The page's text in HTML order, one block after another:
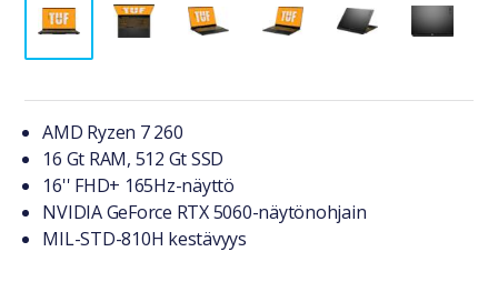
Tuotteesta lyhyesti
AMD Ryzen 7 260
16 Gt RAM, 512 Gt SSD
16'' FHD+ 165Hz-näyttö
NVIDIA GeForce RTX 5060-näytönohjain
MIL-STD-810H kestävyys